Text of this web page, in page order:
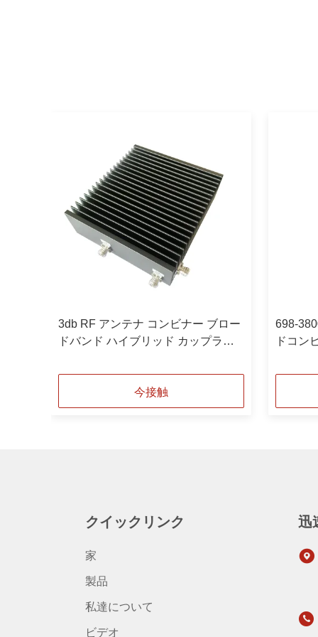
3db RF アンテナ コンビナー ブロー
ドバンド ハイブリッド カップラー
今接触
698-
ドコン
クイックリンク
家
製品
私達について
ビデオ
迅